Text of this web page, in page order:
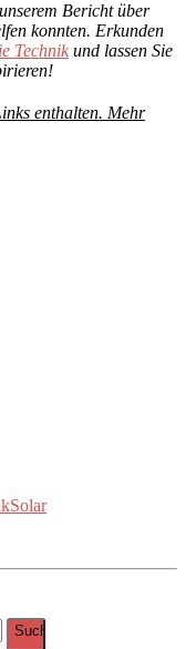
Bericht über
konnten. Erkunden
Technik und lassen Sie
enthalten. Mehr
Solar